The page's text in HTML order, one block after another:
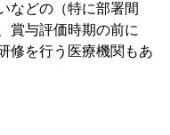
などの（特に部署間
賞与評価時期の前に
修を行う医療機関もあ